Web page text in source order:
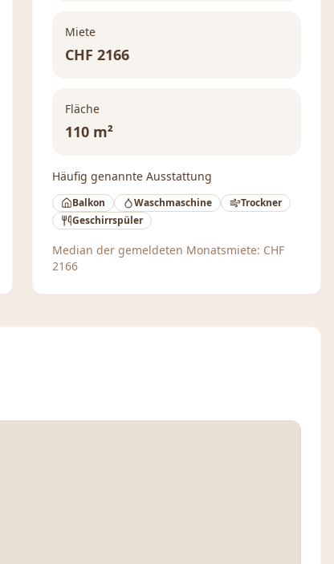
Miete
CHF 2166
Fläche
110 m²
Häufig genannte Ausstattung
Balkon Waschmaschine
Trockner
Geschirrspüler
Median der gemeldeten Monatsmiete: CHF
2166